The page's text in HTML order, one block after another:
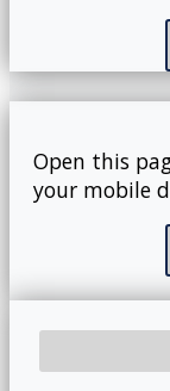
Open this
your mobile